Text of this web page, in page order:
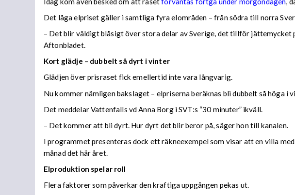
Det låga elpriset gäller i samtliga fyra elområden – från södra till norra
– Det blir väldigt blåsigt över stora delar av Sverige, det tillför
Aftonbladet.
Kort glädje – dubbelt så dyrt i vinter
Glädjen över prisraset fick emellertid inte vara långvarig.
Nu kommer nämligen bakslaget – elpriserna beräknas bli dubbelt så höga i
Det meddelar Vattenfalls vd Anna Borg i SVT:s “30 minuter” ikväll.
– Det kommer att bli dyrt. Hur dyrt det blir beror på, säger hon till kanalen.
I programmet presenteras dock ett räkneexempel som visar att en villa
månad det här året.
Elproduktion spelar roll
Flera faktorer som påverkar den kraftiga uppgången pekas ut.